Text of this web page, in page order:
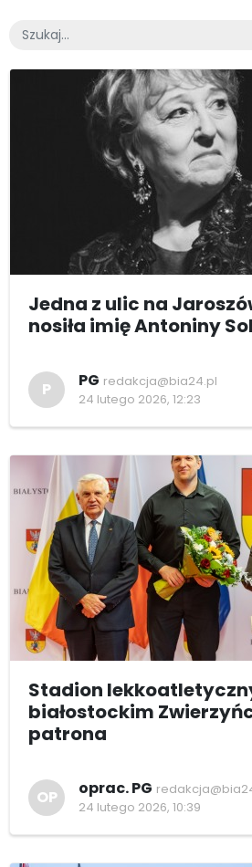
Jedna z ulic na
nosiła imię Antoniny
P PG redakcja@bia24.pl
24 lutego 2026, 12:23
Stadion
białostockim
patrona
OP oprac. PG
24 lutego 2026, 10:39